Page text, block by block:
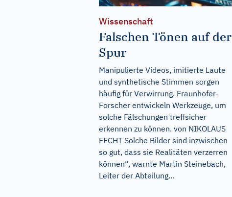
Wissenschaft
Falschen Tönen auf der
Spur
Manipulierte Videos, imitierte Laute
und synthetische Stimmen sorgen
häufig für Verwirrung. Fraunhofer-
Forscher entwickeln Werkzeuge, um
solche Fälschungen treffsicher
erkennen zu können. von NIKOLAUS
FECHT Solche Bilder sind inzwischen
so gut, dass sie Realitäten verzerren
können“, warnte Martin Steinebach,
Leiter der Abteilung...